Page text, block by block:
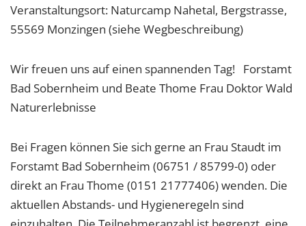
Veranstaltungsort: Naturcamp Nahetal, Bergstrasse,
55569 Monzingen (siehe Wegbeschreibung)
Wir freuen uns auf einen spannenden Tag! Forstamt
Bad Sobernheim und Beate Thome Frau Doktor Wald
Naturerlebnisse
Bei Fragen können Sie sich gerne an Frau Staudt im
Forstamt Bad Sobernheim (06751 / 85799-0) oder
direkt an Frau Thome (0151 21777406) wenden. Die
aktuellen Abstands- und Hygieneregeln sind